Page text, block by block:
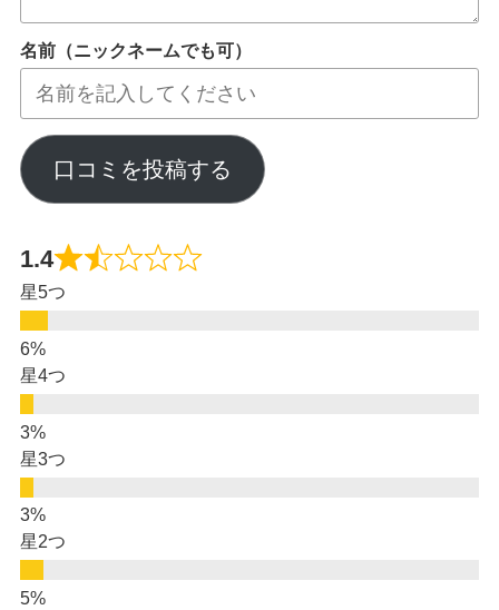
名前（ニックネームでも可）
口コミを投稿する
1.4
星5つ
星4つ
星3つ
星2つ